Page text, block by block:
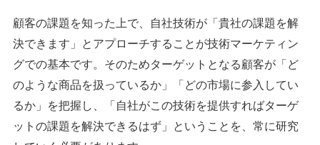
顧客の課題を知った上で、自社技術が「貴社の課題を解
決できます」とアプローチすることが技術マーケティン
グでの基本です。そのためターゲットとなる顧客が「ど
のような商品を扱っているか」「どの市場に参入してい
るか」を把握し、「自社がこの技術を提供すればターゲ
ットの課題を解決できるはず」ということを、常に研究